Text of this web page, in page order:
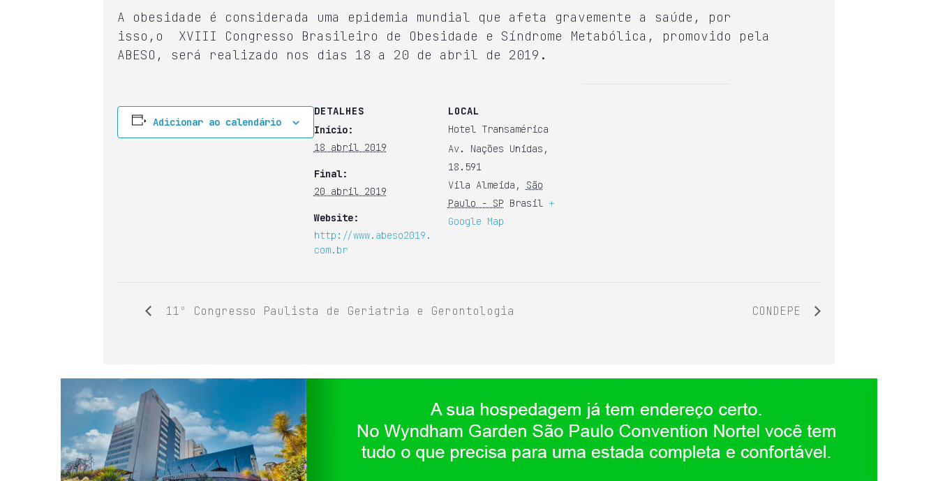
A obesidade é considerada uma epidemia mundial que afeta gravemente a saúde, por
isso,o XVIII Congresso Brasileiro de Obesidade e Síndrome Metabólica, promovido pela
ABESO, será realizado nos dias 18 a 20 de abril de 2019.
Adicionar ao calendário
DETALHES
Início:
18 abril 2019
Final:
20 abril 2019
Website:
http://www.abeso2019.
com.br
LOCAL
Hotel Transamérica
Av. Nações Unidas,
18.591
Vila Almeida ,
São
Paulo - SP Brasil +
Google Map
11º Congresso Paulista de Geriatria e Gerontologia CONDEPE